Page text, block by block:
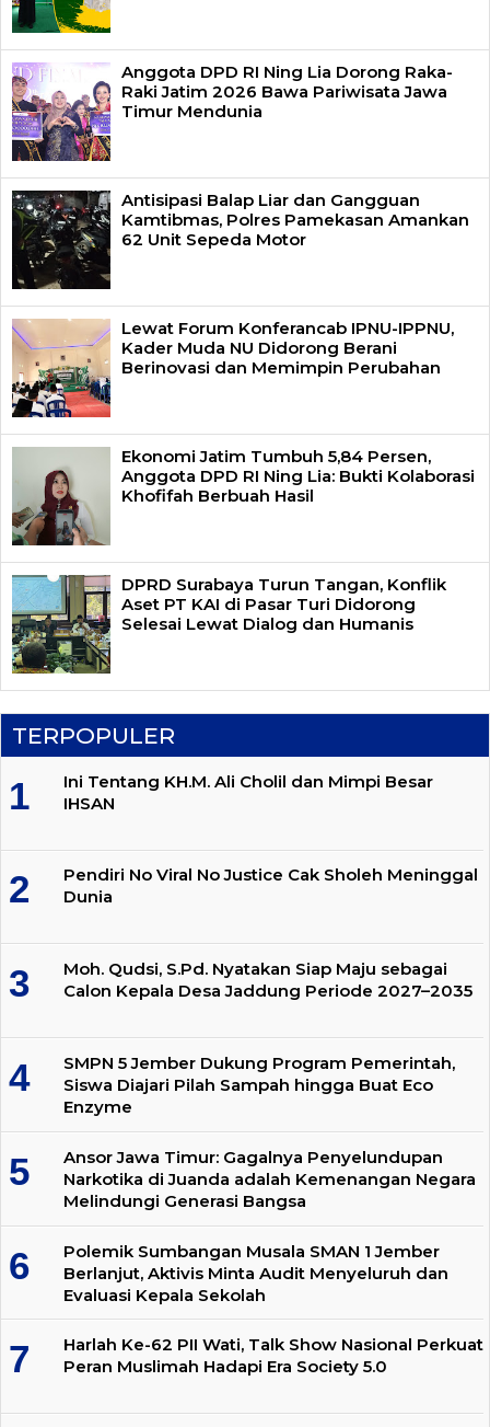
Anggota DPD RI Ning Lia Dorong Raka-
Raki Jatim 2026 Bawa Pariwisata Jawa
Timur Mendunia
Antisipasi Balap Liar dan Gangguan
Kamtibmas, Polres Pamekasan Amankan
62 Unit Sepeda Motor
Lewat Forum Konferancab IPNU-IPPNU,
Kader Muda NU Didorong Berani
Berinovasi dan Memimpin Perubahan
Ekonomi Jatim Tumbuh 5,84 Persen,
Anggota DPD RI Ning Lia: Bukti Kolaborasi
Khofifah Berbuah Hasil
DPRD Surabaya Turun Tangan, Konflik
Aset PT KAI di Pasar Turi Didorong
Selesai Lewat Dialog dan Humanis
TERPOPULER
Ini Tentang KH.M. Ali Cholil dan Mimpi Besar
IHSAN
Pendiri No Viral No Justice Cak Sholeh Meninggal
Dunia
Moh. Qudsi, S.Pd. Nyatakan Siap Maju sebagai
Calon Kepala Desa Jaddung Periode 2027–2035
SMPN 5 Jember Dukung Program Pemerintah,
Siswa Diajari Pilah Sampah hingga Buat Eco
Enzyme
Ansor Jawa Timur: Gagalnya Penyelundupan
Narkotika di Juanda adalah Kemenangan Negara
Melindungi Generasi Bangsa
Polemik Sumbangan Musala SMAN 1 Jember
Berlanjut, Aktivis Minta Audit Menyeluruh dan
Evaluasi Kepala Sekolah
Harlah Ke-62 PII Wati, Talk Show Nasional Perkuat
Peran Muslimah Hadapi Era Society 5.0